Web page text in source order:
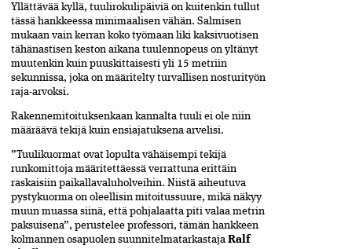
Yllättävää kyllä, tuulirokulipäiviä on kuitenkin tullut
tässä hankkeessa minimaalisen vähän. Salmisen
mukaan vain kerran koko työmaan liki kaksivuotisen
tähänastisen keston aikana tuulennopeus on yltänyt
muutenkin kuin puuskittaisesti yli 15 metriin
sekunnissa, joka on määritelty turvallisen nosturityön
raja-arvoksi.
Rakennemitoituksenkaan kannalta tuuli ei ole niin
määräävä tekijä kuin ensiajatuksena arvelisi.
”Tuulikuormat ovat lopulta vähäisempi tekijä
runkomittoja määritettäessä verrattuna erittäin
raskaisiin paikallavaluholveihin. Niistä aiheutuva
pystykuorma on oleellisin mitoitussuure, mikä näkyy
muun muassa siinä, että pohjalaatta piti valaa metrin
paksuisena”, perustelee professori, tämän hankkeen
kolmannen osapuolen suunnitelmatarkastaja Ralf